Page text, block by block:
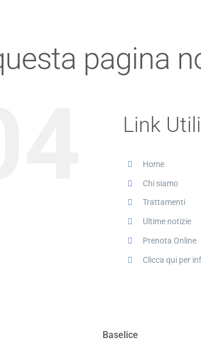
pagina
Link Utili
Home
Chi siamo
Trattamenti
Ultime notizie
Prenota Online
Clicca qui per
Baselice